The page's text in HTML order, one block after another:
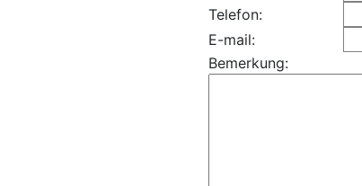
Telefon:
E-mail:
Bemerkung: